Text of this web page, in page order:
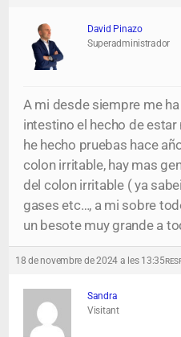
David Pinazo
Superadministrador
A mi desde siempre me
intestino el hecho de
he hecho pruebas hace
colon irritable, hay mas
del colon irritable ( ya
gases etc…, a mi sobre
un besote muy grande a
18 de novembre de 2024 a les 13:35
Sandra
Visitant